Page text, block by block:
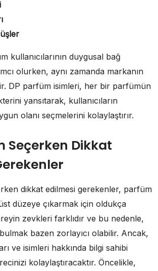
kullanıcılarının duygusal bağ
olurken, aynı zamanda markanın
DP parfüm isimleri, her bir parfümün
yansıtarak, kullanıcıların
olanı seçmelerini kolaylaştırır.
Seçerken Dikkat
dikkat edilmesi gerekenler, parfüm
düzeye çıkarmak için oldukça
zevkleri farklıdır ve bu nedenle,
bazen zorlayıcı olabilir. Ancak,
ve isimleri hakkında bilgi sahibi
kolaylaştıracaktır. Öncelikle,